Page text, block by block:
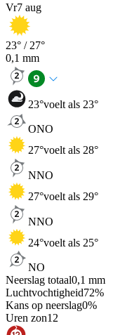
Vr7 aug
23° / 27°
0,1 mm
23°voelt als 23°
ONO
27°voelt als 28°
NNO
27°voelt als 29°
NNO
24°voelt als 25°
NO
Neerslag totaal0,1 mm
Luchtvochtigheid72%
Kans op neerslag0%
Uren zon12